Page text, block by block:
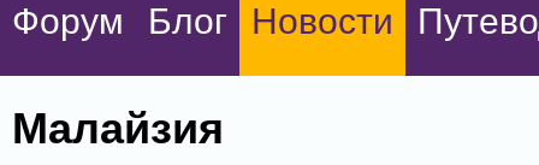
Форум Блог Новости
Малайзия